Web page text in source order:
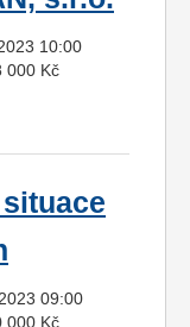
10:00
000 Kč
09:00
000 Kč